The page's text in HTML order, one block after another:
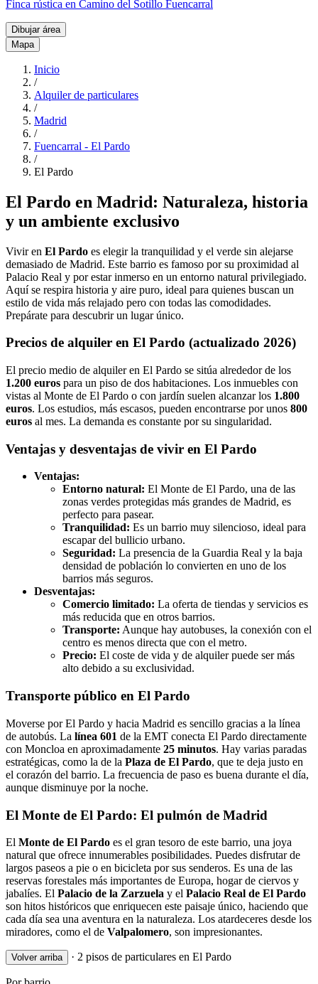
Finca rústica en Camino del Sotillo Fuencarral
Dibujar área
Mapa
Inicio
/
Alquiler de particulares
/
Madrid
/
Fuencarral - El Pardo
/
El Pardo
El Pardo en Madrid: Naturaleza, historia
y un ambiente exclusivo
Vivir en El Pardo es elegir la tranquilidad y el verde sin alejarse
demasiado de Madrid. Este barrio es famoso por su proximidad al
Palacio Real y por estar inmerso en un entorno natural privilegiado.
Aquí se respira historia y aire puro, ideal para quienes buscan un
estilo de vida más relajado pero con todas las comodidades.
Prepárate para descubrir un lugar único.
Precios de alquiler en El Pardo (actualizado 2026)
El precio medio de alquiler en El Pardo se sitúa alrededor de los
1.200 euros para un piso de dos habitaciones. Los inmuebles con
vistas al Monte de El Pardo o con jardín suelen alcanzar los 1.800
euros. Los estudios, más escasos, pueden encontrarse por unos 800
euros al mes. La demanda es constante por su singularidad.
Ventajas y desventajas de vivir en El Pardo
Ventajas:
Entorno natural: El Monte de El Pardo, una de las
zonas verdes protegidas más grandes de Madrid, es
perfecto para pasear.
Tranquilidad: Es un barrio muy silencioso, ideal para
escapar del bullicio urbano.
Seguridad: La presencia de la Guardia Real y la baja
densidad de población lo convierten en uno de los
barrios más seguros.
Desventajas:
Comercio limitado: La oferta de tiendas y servicios es
más reducida que en otros barrios.
Transporte: Aunque hay autobuses, la conexión con el
centro es menos directa que con el metro.
Precio: El coste de vida y de alquiler puede ser más
alto debido a su exclusividad.
Transporte público en El Pardo
Moverse por El Pardo y hacia Madrid es sencillo gracias a la línea
de autobús. La línea 601 de la EMT conecta El Pardo directamente
con Moncloa en aproximadamente 25 minutos. Hay varias paradas
estratégicas, como la de la Plaza de El Pardo, que te deja justo en
el corazón del barrio. La frecuencia de paso es buena durante el día,
aunque disminuye por la noche.
El Monte de El Pardo: El pulmón de Madrid
El Monte de El Pardo es el gran tesoro de este barrio, una joya
natural que ofrece innumerables posibilidades. Puedes disfrutar de
largos paseos a pie o en bicicleta por sus senderos. Es una de las
reservas forestales más importantes de Europa, hogar de ciervos y
jabalíes. El Palacio de la Zarzuela y el Palacio Real de El Pardo
son hitos históricos que enriquecen este paisaje único, haciendo que
cada día sea una aventura en la naturaleza. Los atardeceres desde los
miradores, como el de Valpalomero, son impresionantes.
Volver arriba · 2 pisos de particulares en El Pardo